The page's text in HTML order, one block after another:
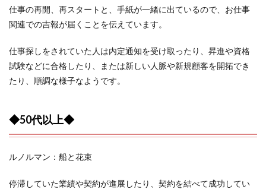
仕事の再開、再スタートと、手紙が一緒に出ているので、お仕事
関連での吉報が届くことを伝えています。
仕事探しをされていた人は内定通知を受け取ったり、昇進や資格
試験などに合格したり、または新しい人脈や新規顧客を開拓でき
たり、順調な様子なようです。
◆50代以上◆
ルノルマン：船と花束
停滞していた業績や契約が進展したり、契約を結べて成功してい